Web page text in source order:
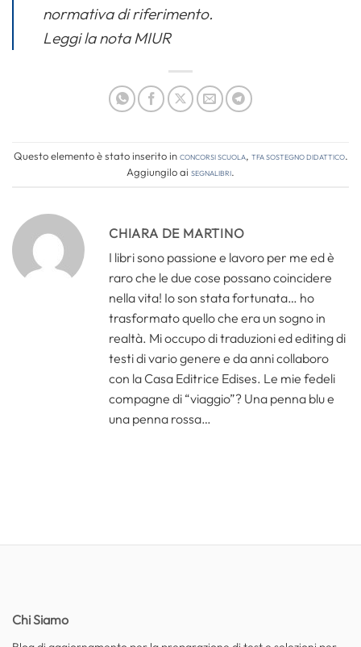
normativa di riferimento.
Leggi la nota MIUR
Questo elemento è stato inserito inConcorsi Scuola, TFA Sostegno Didattico.
Aggiungilo ai segnalibri.
CHIARA DE MARTINO
I libri sono passione e lavoro per me ed è
raro che le due cose possano coincidere
nella vita! Io son stata fortunata… ho
trasformato quello che era un sogno in
realtà. Mi occupo di traduzioni ed editing di
testi di vario genere e da anni collaboro
con la Casa Editrice Edises. Le mie fedeli
compagne di “viaggio”? Una penna blu e
una penna rossa…
Chi Siamo